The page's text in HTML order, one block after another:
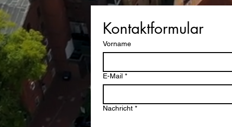
Kontaktformular
Vorname
E-Mail *
Nachricht *